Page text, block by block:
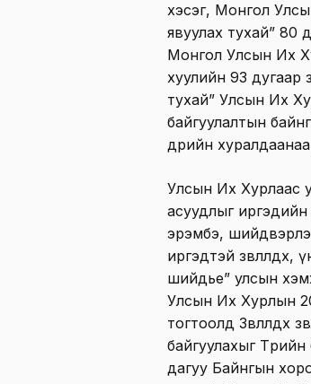
хэсэг, Монгол
явуулах тухай” 80
Монгол Улсын Их
хуулийн 93 дугаар
тухай” Улсын Их
байгуулалтын
өдрийн
Улсын Их Хурлаас
асуудлыг
эрэмбэ,
иргэдтэй зөвлөлдөх,
шийдье” улсын
Улсын Их Хурлын
тогтоолд Зөвлөлдөх
байгуулахыг
дагуу Байнгын